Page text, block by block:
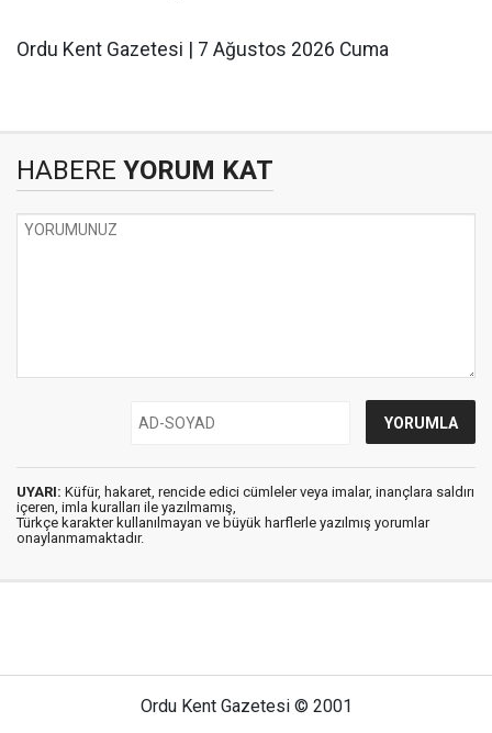
Ordu Kent Gazetesi | 7 Ağustos 2026 Cuma
HABERE YORUM KAT
UYARI: Küfür, hakaret, rencide edici cümleler veya imalar, inançlara saldırı
içeren, imla kuralları ile yazılmamış,
Türkçe karakter kullanılmayan ve büyük harflerle yazılmış yorumlar
onaylanmamaktadır.
Ordu Kent Gazetesi © 2001